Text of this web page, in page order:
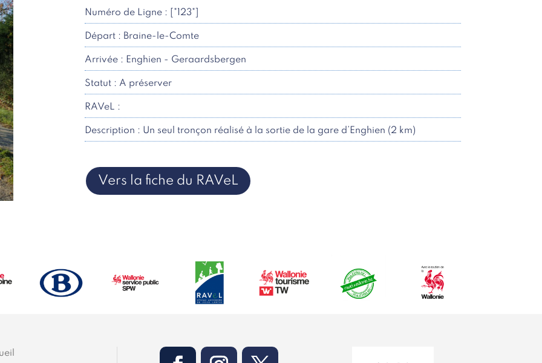
Numéro de Ligne : ["123"]
Départ : Braine-le-Comte
Arrivée : Enghien - Geraardsbergen
Statut : A préserver
RAVeL :
Description : Un seul tronçon réalisé à la sortie de la gare d’Enghien (2 km)
Vers la fiche du RAVeL